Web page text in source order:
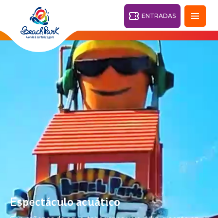
CENTROS TURÍSTICOS
VILA AZUL DO MAR
PLAYA
DESTINO
Fortaleza - CE 28°
ENTRADAS
PARQUE
ACUÁTICO
RESORT
Espectáculo acuático